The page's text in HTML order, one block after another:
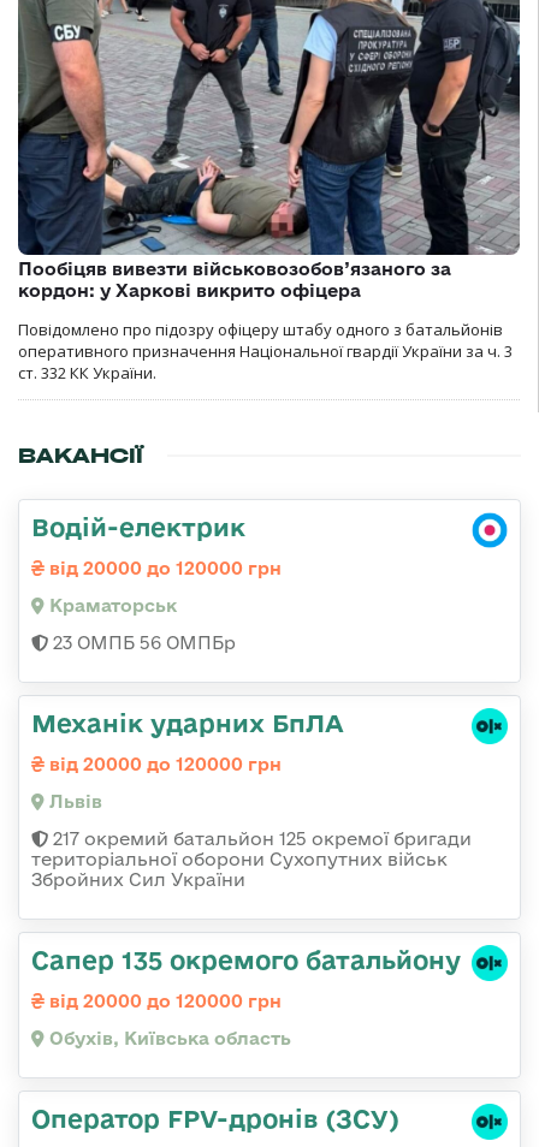
Пообіцяв вивезти військовозобов’язаного за
кордон: у Харкові викрито офіцера
Повідомлено про підозру офіцеру штабу одного з батальйонів
оперативного призначення Національної гвардії України за ч. 3
ст. 332 КК України.
ВАКАНСІЇ
Водій-електрик
від 20000 до 120000 грн
Краматорськ
23 ОМПБ 56 ОМПБр
Механік ударних БпЛА
від 20000 до 120000 грн
Львів
217 окремий батальйон 125 окремої бригади
територіальної оборони Сухопутних військ
Збройних Сил України
Сапер 135 окремого батальйону
від 20000 до 120000 грн
Обухів, Київська область
Оператор FPV-дронів (ЗСУ)